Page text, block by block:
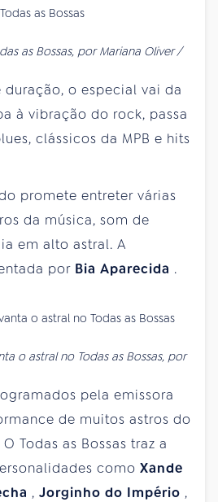
as Bossas, por Mariana Oliver /
duração, o especial vai da
à vibração do rock, passa
clássicos da MPB e hits
promete entreter várias
da música, som de
em alto astral. A
por Bia Aparecida .
o astral no Todas as Bossas, por
pela emissora
de muitos astros do
Todas as Bossas traz a
como Xande
, Jorginho do Império ,